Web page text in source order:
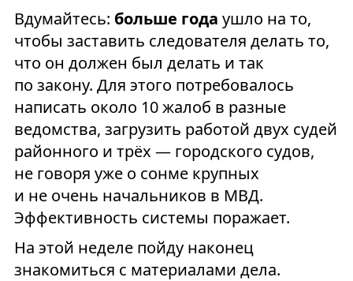
Вдумайтесь: больше года ушло на то,
чтобы заставить следователя делать то,
что он должен был делать и так
по закону. Для этого потребовалось
написать около 10 жалоб в разные
ведомства, загрузить работой двух судей
районного и трёх — городского судов,
не говоря уже о сонме крупных
и не очень начальников в МВД.
Эффективность системы поражает.
На этой неделе пойду наконец
знакомиться с материалами дела.